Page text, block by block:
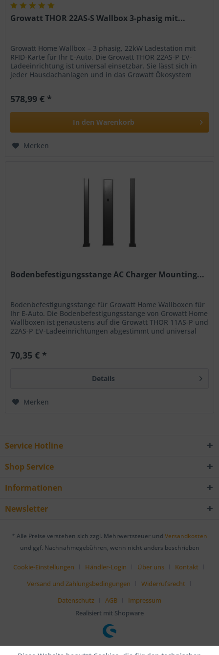
Growatt THOR 22AS-S Wallbox 3-phasig mit...
Growatt Home Wallbox – 3 phasig, 22kW Ladestation mit
RFID-Karte für Ihr E-Auto. Die Growatt THOR 22AS-P EV-
Ladeeinrichtung ist universal einsetzbar. Sie lässt sich in
jeder Hausdachanlagen und in das Growatt Ökosystem
578,99 € *
In den Warenkorb
Merken
Bodenbefestigungsstange AC Charger Mounting...
Bodenbefestigungsstange für Growatt Home Wallboxen für
Ihr E-Auto. Die Bodenbefestigungsstange von Growatt Home
Wallboxen ist genaustens auf die Growatt THOR 11AS-P und
22AS-P EV-Ladeeinrichtungen abgestimmt und universal
70,35 € *
Details
Merken
Service Hotline
Shop Service
Informationen
Newsletter
* Alle Preise verstehen sich zzgl. Mehrwertsteuer und Versandkosten
und ggf. Nachnahmegebühren, wenn nicht anders beschrieben
Cookie-Einstellungen Händler-Login Über uns
Kontakt
Versand und Zahlungsbedingungen
Widerrufsrecht
Datenschutz
AGB
Impressum
Realisiert mit Shopware